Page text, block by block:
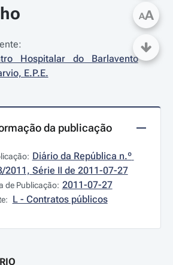
Hospitalar do Barlavento
E.P.E.
da publicação
Diário da República n.º
2011, Série II de 2011-07-27
de Publicação: 2011-07-27
L - Contratos públicos
AA